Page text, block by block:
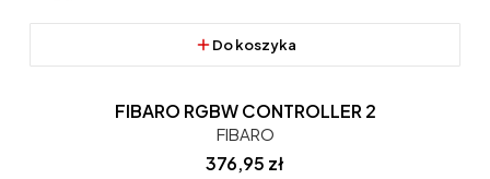
Do koszyka
FIBARO RGBW CONTROLLER 2
FIBARO
Cena
376,95 zł